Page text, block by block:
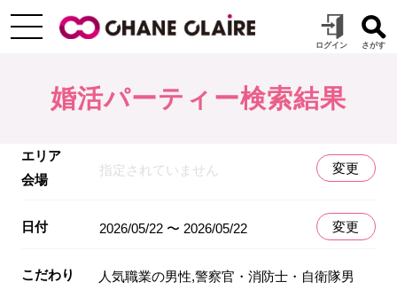
婚活パーティー検索結果
エリア
会場
指定されていません 変更
日付 2026/05/22 〜 2026/05/22 変更
こだわり
人気職業の男性,警察官・消防士・自衛隊男